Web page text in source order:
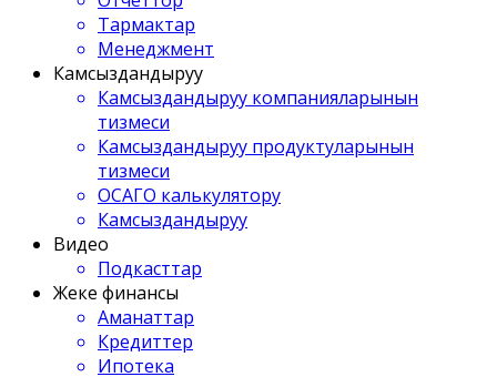
Тармактар
Менеджмент
Камсыздандыруу
Камсыздандыруу компанияларынын
тизмеси
Камсыздандыруу продуктуларынын
тизмеси
ОСАГО калькулятору
Камсыздандыруу
Видео
Подкасттар
Жеке финансы
Аманаттар
Кредиттер
Ипотека